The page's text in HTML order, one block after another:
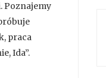
Poznajemy
praca
Ida”.